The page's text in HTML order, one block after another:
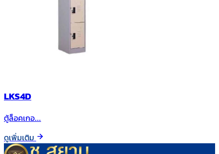
LKS4D
ตู้ล็อคเกอ…
ดูเพิ่มเติม